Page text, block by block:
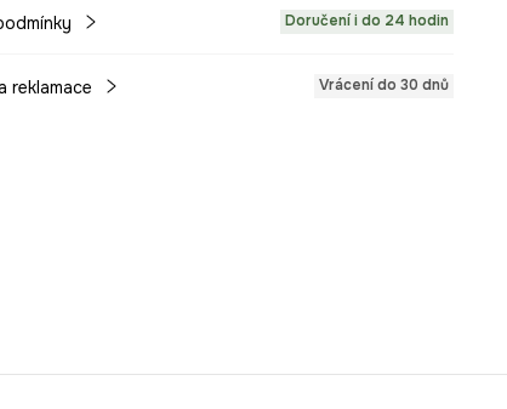
Doručení i do 24 hodin
reklamace Vrácení do 30 dnů